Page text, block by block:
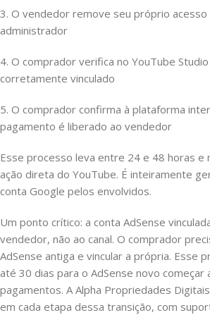
3. O vendedor remove seu próprio
administrador
4. O comprador verifica no YouTube
corretamente vinculado
5. O comprador confirma à plataforma
pagamento é liberado ao vendedor
Esse processo leva entre 24 e 48 horas e
ação direta do YouTube. É inteiramente
conta Google pelos envolvidos.
Um ponto crítico: a conta AdSense
vendedor, não ao canal. O comprador
AdSense antiga e vincular a própria. Esse
até 30 dias para o AdSense novo começar
pagamentos. A Alpha Propriedades
em cada etapa dessa transição, com